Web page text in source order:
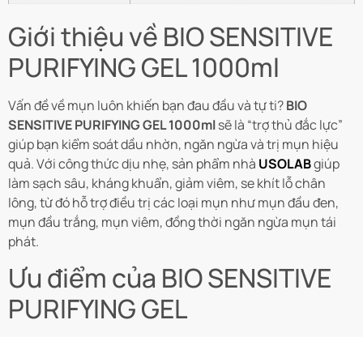
Giới thiệu về BIO SENSITIVE
PURIFYING GEL 1000ml
Vấn đề về mụn luôn khiến bạn đau đầu và tự ti?BIO
SENSITIVE PURIFYING GEL 1000mlsẽ là “trợ thủ đắc lực”
giúp bạn kiểm soát dầu nhờn, ngăn ngừa và trị mụn hiệu
quả. Với công thức dịu nhẹ, sản phẩm nhà USOLABgiúp
làm sạch sâu, kháng khuẩn, giảm viêm, se khít lỗ chân
lông, từ đó hỗ trợ điều trị các loại mụn như mụn đầu đen,
mụn đầu trắng, mụn viêm, đồng thời ngăn ngừa mụn tái
phát.
Ưu điểm của BIO SENSITIVE
PURIFYING GEL